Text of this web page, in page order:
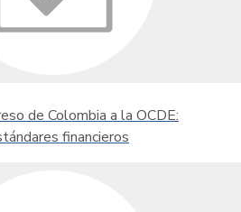
de Colombia a la OCDE:
financieros